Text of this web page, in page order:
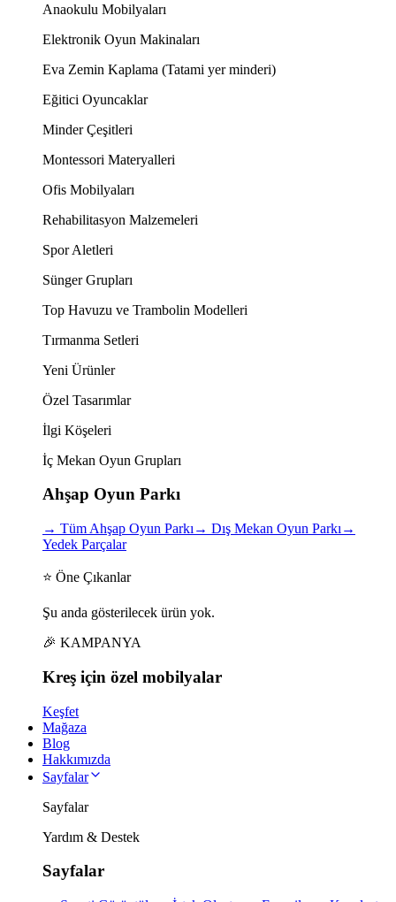
Anaokulu Mobilyaları
Elektronik Oyun Makinaları
Eva Zemin Kaplama (Tatami yer minderi)
Eğitici Oyuncaklar
Minder Çeşitleri
Montessori Materyalleri
Ofis Mobilyaları
Rehabilitasyon Malzemeleri
Spor Aletleri
Sünger Grupları
Top Havuzu ve Trambolin Modelleri
Tırmanma Setleri
Yeni Ürünler
Özel Tasarımlar
İlgi Köşeleri
İç Mekan Oyun Grupları
Ahşap Oyun Parkı
→ Tüm Ahşap Oyun Parkı → Dış Mekan Oyun Parkı →
Yedek Parçalar
⭐ Öne Çıkanlar
Şu anda gösterilecek ürün yok.
🎉 KAMPANYA
Kreş için özel mobilyalar
Keşfet
Mağaza
Blog
Hakkımızda
Sayfalar
Sayfalar
Yardım & Destek
Sayfalar